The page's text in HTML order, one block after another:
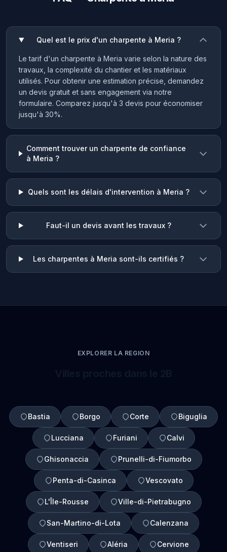
Quel est le prix d'un charpente à Meria ?
Le tarif d'un charpente à Meria varie selon la nature des
travaux, la complexité du chantier et les matériaux
utilisés. Pour obtenir une estimation précise, demandez
un devis gratuit et sans engagement via notre
formulaire. Comparez jusqu'à 3 devis pour économiser
jusqu'à 30%.
Comment trouver un charpente de confiance
à Meria ?
Quels sont les délais d'intervention à Meria ?
Faut-il un devis avant les travaux ?
Les charpentes à Meria sont-ils certifiés ?
EXPLORER LA REGION
Bastia Borgo Corte Biguglia
Lucciana Furiani Calvi
Ghisonaccia Prunelli-di-Fiumorbo
Penta-di-Casinca Vescovato
L'Île-Rousse Ville-di-Pietrabugno
San-Martino-di-Lota Calenzana
Ventiseri Aléria Cervione